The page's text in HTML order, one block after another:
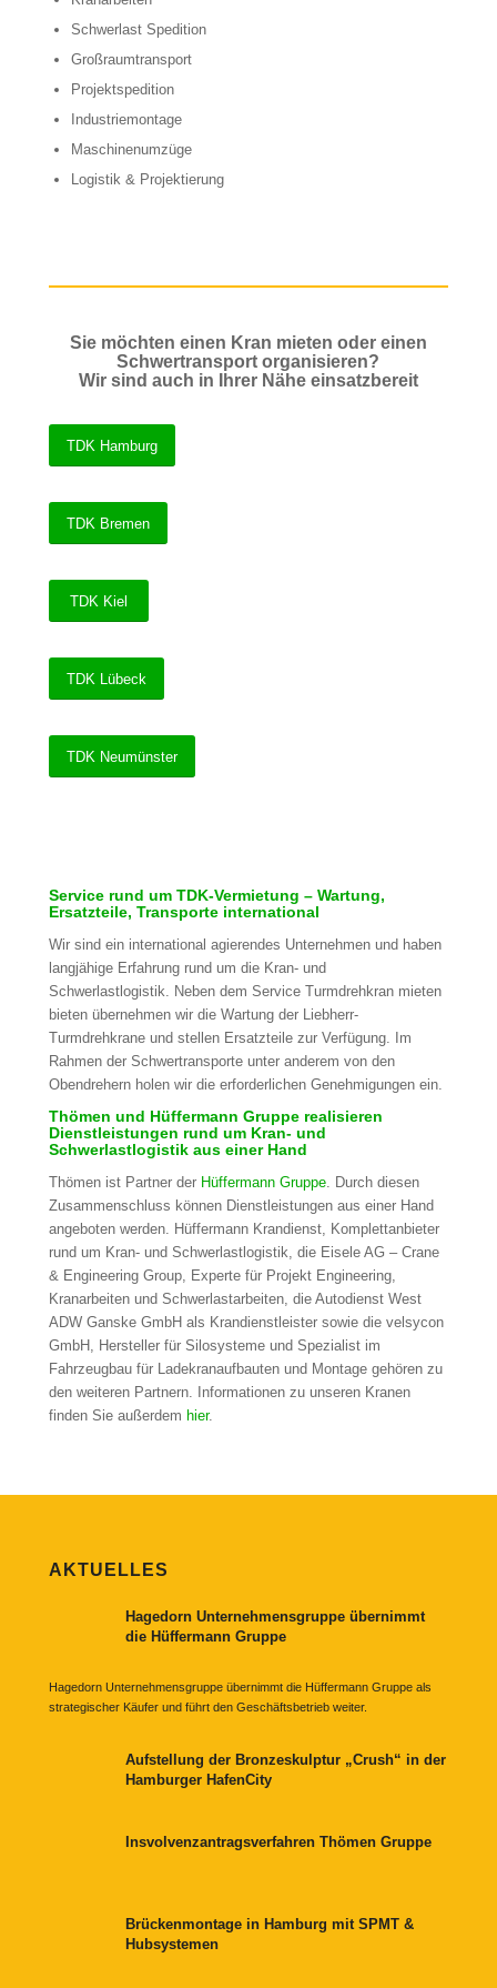
Schwerlast Spedition
Großraumtransport
Projektspedition
Industriemontage
Maschinenumzüge
Logistik & Projektierung
Sie möchten einen Kran mieten oder einen
Schwertransport organisieren?
Wir sind auch in Ihrer Nähe einsatzbereit
TDK Hamburg
TDK Bremen
TDK Kiel
TDK Lübeck
TDK Neumünster
Service rund um TDK-Vermietung – Wartung,
Ersatzteile, Transporte international
Wir sind ein international agierendes Unternehmen und haben
langjähige Erfahrung rund um die Kran- und
Schwerlastlogistik. Neben dem Service Turmdrehkran mieten
bieten übernehmen wir die Wartung der Liebherr-
Turmdrehkrane und stellen Ersatzteile zur Verfügung. Im
Rahmen der Schwertransporte unter anderem von den
Obendrehern holen wir die erforderlichen Genehmigungen ein.
Thömen und Hüffermann Gruppe realisieren
Dienstleistungen rund um Kran- und
Schwerlastlogistik aus einer Hand
Thömen ist Partner der Hüffermann Gruppe. Durch diesen
Zusammenschluss können Dienstleistungen aus einer Hand
angeboten werden. Hüffermann Krandienst, Komplettanbieter
rund um Kran- und Schwerlastlogistik, die Eisele AG – Crane
& Engineering Group, Experte für Projekt Engineering,
Kranarbeiten und Schwerlastarbeiten, die Autodienst West
ADW Ganske GmbH als Krandienstleister sowie die velsycon
GmbH, Hersteller für Silosysteme und Spezialist im
Fahrzeugbau für Ladekranaufbauten und Montage gehören zu
den weiteren Partnern. Informationen zu unseren Kranen
finden Sie außerdem hier.
AKTUELLES
Hagedorn Unternehmensgruppe übernimmt
die Hüffermann Gruppe
Hagedorn Unternehmensgruppe übernimmt die Hüffermann Gruppe als
strategischer Käufer und führt den Geschäftsbetrieb weiter.
Aufstellung der Bronzeskulptur „Crush“ in der
Hamburger HafenCity
Insvolvenzantragsverfahren Thömen Gruppe
Brückenmontage in Hamburg mit SPMT &
Hubsystemen